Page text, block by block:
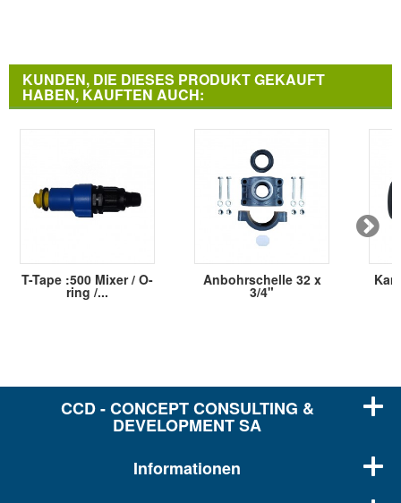
KUNDEN, DIE DIESES PRODUKT GEKAUFT
HABEN, KAUFTEN AUCH:
T-Tape :500 Mixer / O-
ring /...
Anbohrschelle 32 x
3/4"
CCD - CONCEPT CONSULTING &
DEVELOPMENT SA
Informationen